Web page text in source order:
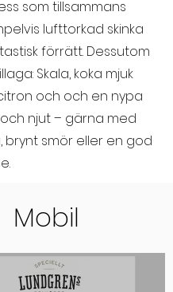
som tillsammans
lufttorkad skinka
förrätt. Dessutom
Skala, koka mjuk
och och en nypa
njut – gärna med
brynt smör eller en god
Mobil